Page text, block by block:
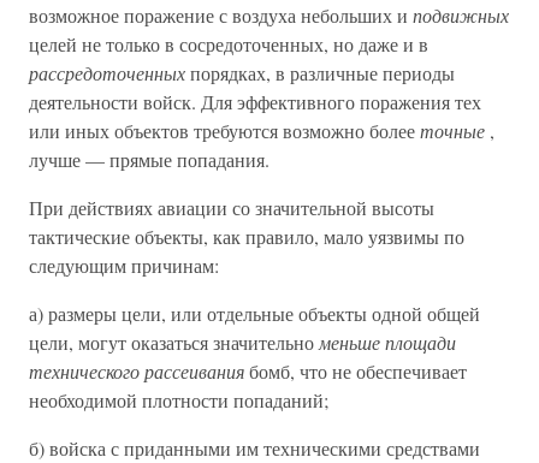
возможное поражение с воздуха небольших и подвижных
целей не только в сосредоточенных, но даже и в
рассредоточенныхпорядках, в различные периоды
деятельности войск. Для эффективного поражения тех
или иных объектов требуются возможно болееточные ,
лучше — прямые попадания.
При действиях авиации со значительной высоты
тактические объекты, как правило, мало уязвимы по
следующим причинам:
а) размеры цели, или отдельные объекты одной общей
цели, могут оказаться значительно меньше площади
технического рассеиваниябомб, что не обеспечивает
необходимой плотности попаданий;
б) войска с приданными им техническими средствами